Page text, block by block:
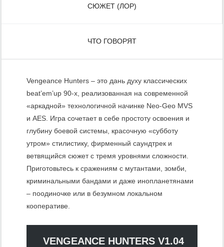
СЮЖЕТ (ЛОР)
ЧТО ГОВОРЯТ
Vengeance Hunters – это дань духу классических
beat’em’up 90-х, реализованная на современной
«аркадной» технологичной начинке Neo-Geo MVS
и AES. Игра сочетает в себе простоту освоения и
глубину боевой системы, красочную «субботу
утром» стилистику, фирменный саундтрек и
ветвящийся сюжет с тремя уровнями сложности.
Приготовьтесь к сражениям с мутантами, зомби,
криминальными бандами и даже инопланетянами
– поодиночке или в безумном локальном
кооперативе.
VENGEANCE HUNTERS V1.04